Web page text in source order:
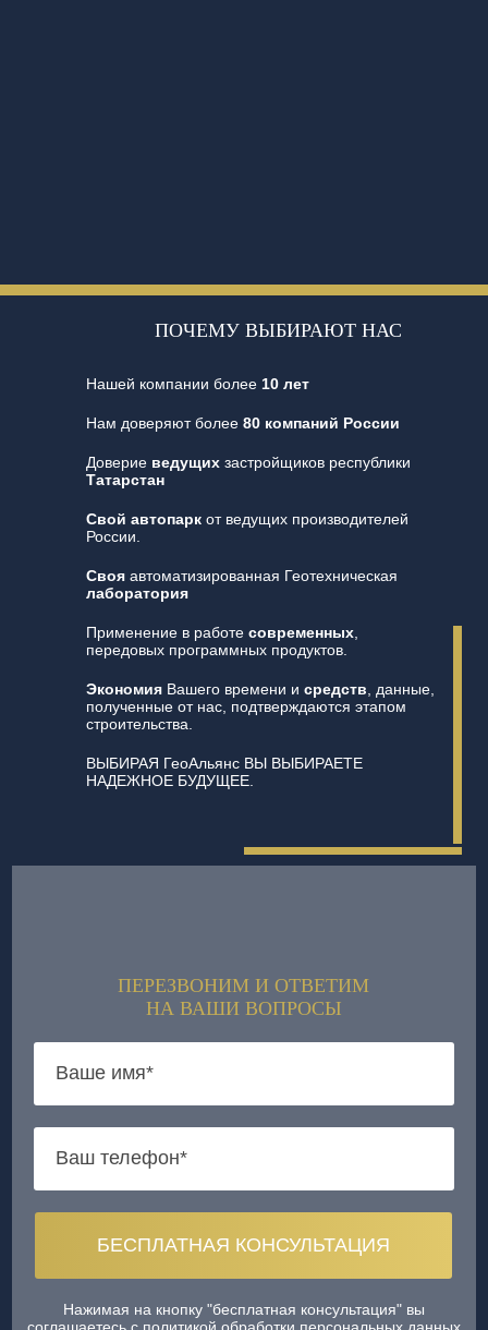
ПОЧЕМУ ВЫБИРАЮТ НАС
Нашей компании более 10 лет
Нам доверяют более 80 компаний России
Доверие ведущихзастройщиков республики
Татарстан
Свой автопаркот ведущих производителей
России.
Свояавтоматизированная Геотехническая
лаборатория
Применение в работе современных,
передовых программных продуктов.
ЭкономияВашего времени и средств , данные,
полученные от нас, подтверждаются этапом
строительства.
ВЫБИРАЯ ГеоАльянс ВЫ ВЫБИРАЕТЕ
НАДЕЖНОЕ БУДУЩЕЕ.
ПЕРЕЗВОНИМ И ОТВЕТИМ
НА ВАШИ ВОПРОСЫ
Нажимая на кнопку "бесплатная консультация" вы